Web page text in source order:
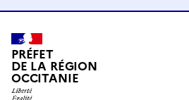
PRÉFET
DE LA RÉGION
OCCITANIE